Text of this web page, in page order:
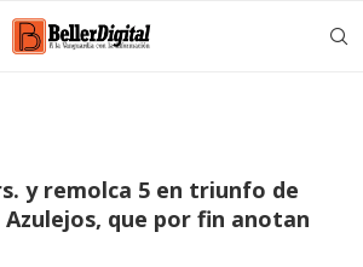
y remolca 5 en triunfo de
que por fin anotan